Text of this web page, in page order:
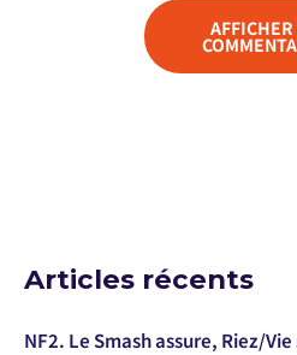
Articles récents
NF2. Le Smash assure, Riez/